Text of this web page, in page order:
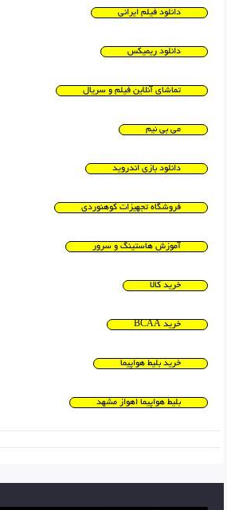
دانلود فیلم ایرانی
دانلود ریمیکس
تماشای آنلاین فیلم و سریال
می بی نیم
دانلود بازی اندروید
فروشگاه تجهیزات کوهنوردی
آموزش هاستینگ و سرور
خرید کالا
خرید BCAA
خرید بلیط هواپیما
بلیط هواپیما اهواز مشهد